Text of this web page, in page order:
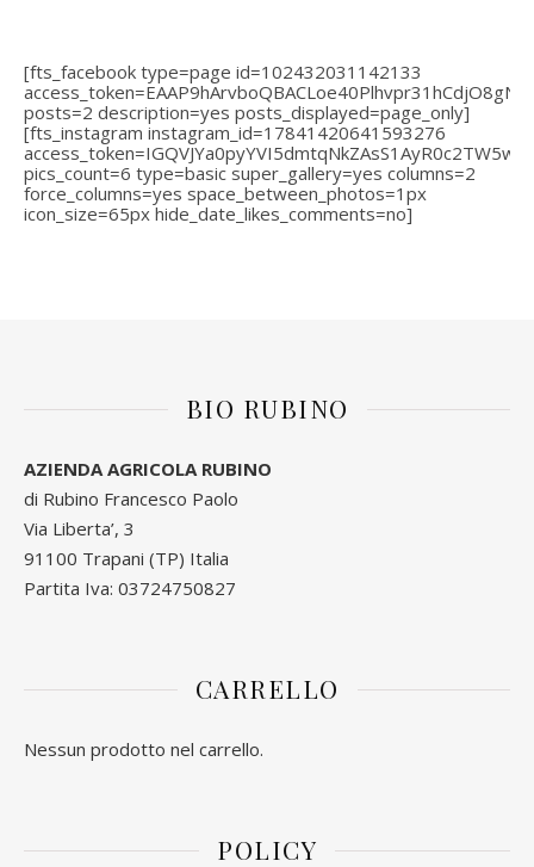
[fts_facebook type=page id=102432031142133
posts=2 description=yes posts_displayed=page_only]
[fts_instagram instagram_id=17841420641593276
pics_count=6 type=basic super_gallery=yes columns=2
force_columns=yes space_between_photos=1px
icon_size=65px hide_date_likes_comments=no]
BIO RUBINO
AZIENDA AGRICOLA RUBINO
di Rubino Francesco Paolo
Via Liberta’, 3
91100 Trapani (TP) Italia
Partita Iva: 03724750827
CARRELLO
Nessun prodotto nel carrello.
POLICY